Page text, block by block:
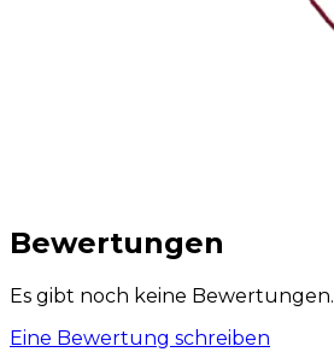
Bewertungen
Es gibt noch keine Bewertungen.
Eine Bewertung schreiben